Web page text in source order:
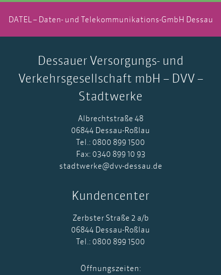
DATEL – Daten- und Telekommunikations-GmbH Dessau
Dessauer Versorgungs- und
Verkehrsgesellschaft mbH – DVV –
Stadtwerke
Albrechtstraße 48
06844 Dessau-Roßlau
Tel.: 0800 899 1500
Fax: 0340 899 10 93
stadtwerke@dvv-dessau.de
Kundencenter
Zerbster Straße 2 a/b
06844 Dessau-Roßlau
Tel.: 0800 899 1500
Öffnungszeiten: